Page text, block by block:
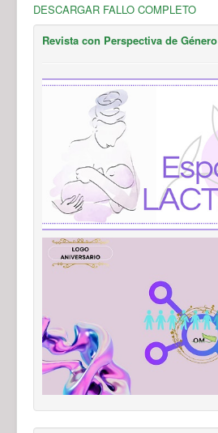
DESCARGAR FALLO COMPLETO
Revista con Perspectiva de Género